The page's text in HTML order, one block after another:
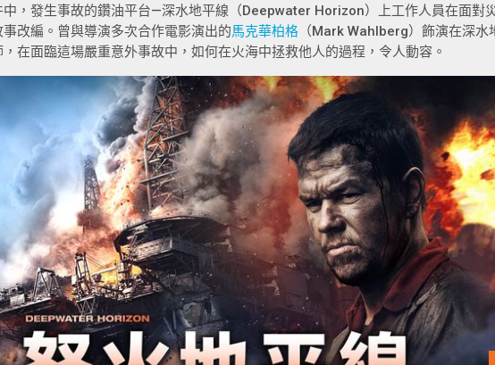
中，發生事故的鑽油平台—深水地平線（Deepwater Horizon）上工作人員在面對
事改編。曾與導演多次合作電影演出的馬克華柏格 （Mark Wahlberg）飾演在深水
，在面臨這場嚴重意外事故中，如何在火海中拯救他人的過程，令人動容。